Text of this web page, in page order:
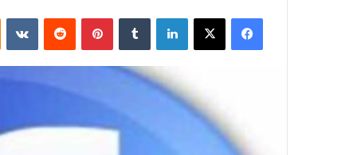
فيسبوك
‫X لينكدإن بينتيريست